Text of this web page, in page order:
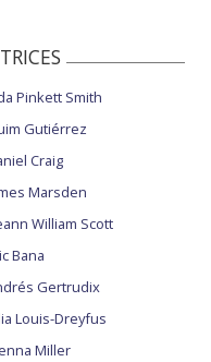
Pinkett Smith
Gutiérrez
Craig
Marsden
William Scott
Bana
Gertrudix
Louis-Dreyfus
Miller